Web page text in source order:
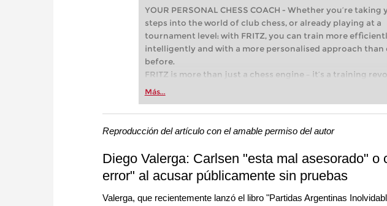
YOUR PERSONAL CHESS COACH - Whether you’re
steps into the world of club chess, or already playing at a
tournament level: with FRITZ, you can train more
intelligently and with a more personalised approach than
before.
FRITZ is more than just a chess engine – it’s a training
Whether you’re taking your first steps into the world of
more efficiently, intelligently and with a more
approach than ever before.
Más...
Reproducción del artículo con el amable permiso del autor
Diego Valerga: Carlsen "esta mal asesorado" o
error" al acusar públicamente sin pruebas
Valerga, que recientemente lanzó el libro "Partidas Argentinas